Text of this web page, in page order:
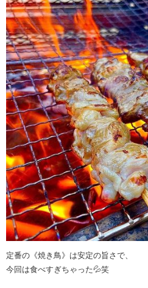
定番の《焼き鳥》は安定の旨さで、
今回は食べすぎちゃった💦笑